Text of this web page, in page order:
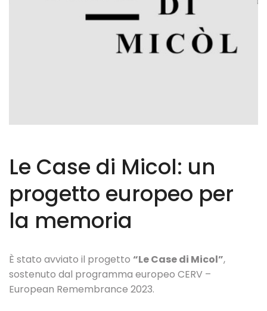
Le Case di Micol: un
progetto europeo per
la memoria
È stato avviato il progetto “Le Case di Micol”,
sostenuto dal programma europeo CERV –
European Remembrance 2023.